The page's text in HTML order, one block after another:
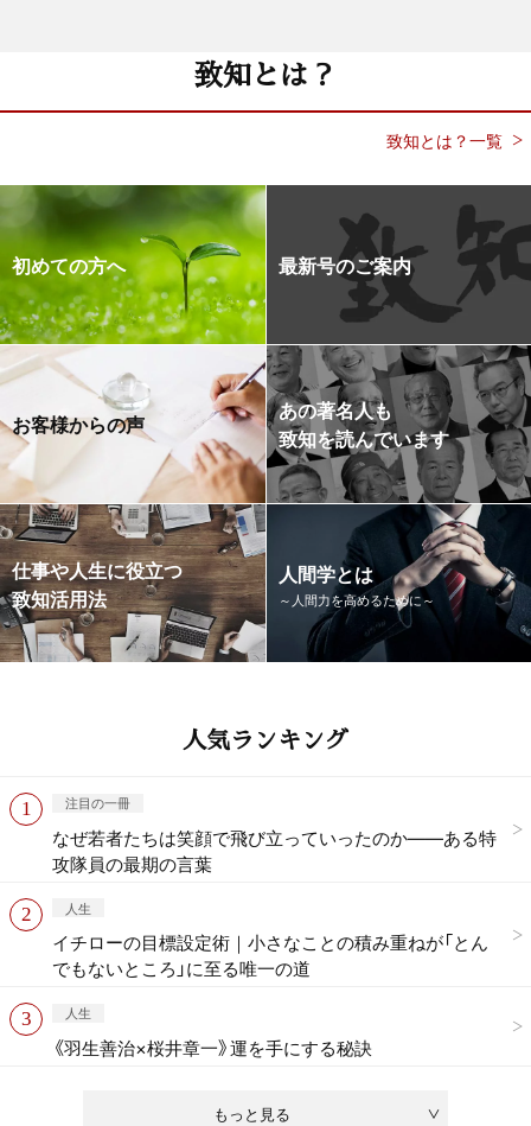
致知とは？
致知とは？一覧
初めての方へ 最新号のご案内
お客様からの声
あの著名人も
致知を読んでいます
仕事や人生に役立つ
致知活用法
人間学とは
～人間力を高めるために～
人気ランキング
もっと見る
注目の一冊
なぜ若者たちは笑顔で飛び立っていったのか——ある特
攻隊員の最期の言葉
人生
イチローの目標設定術｜小さなことの積み重ねが「とん
でもないところ」に至る唯一の道
人生
《羽生善治×桜井章一》運を手にする秘訣